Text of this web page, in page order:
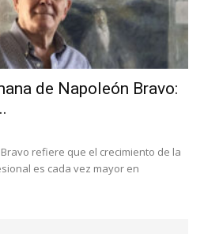
de Napoleón Bravo:
refiere que el crecimiento de la
es cada vez mayor en